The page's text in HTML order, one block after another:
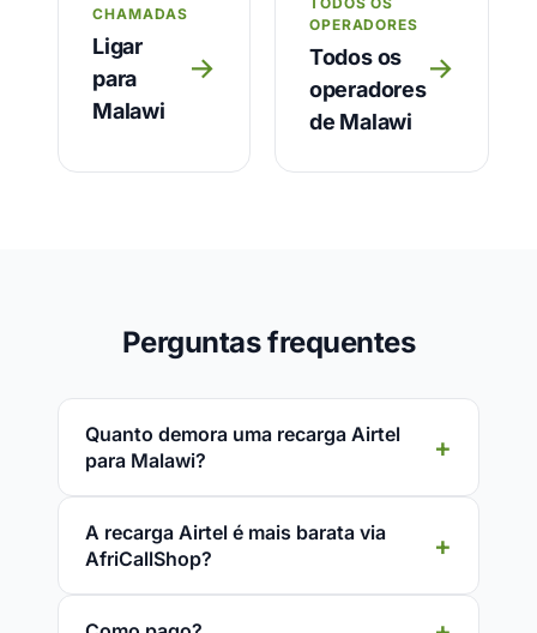
CHAMADAS
Ligar
para
Malawi
→
OPERADORES
Todos os
operadores
de Malawi
→
Perguntas frequentes
Quanto demora uma recarga Airtel
para Malawi?
A recarga Airtel é mais barata via
AfriCallShop?